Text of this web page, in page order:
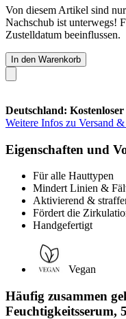
Von diesem Artikel sind
Nachschub ist unterwegs!
Zustelldatum beeinflussen.
In den Warenkorb
Deutschland:
Weitere Infos zu Versand
Eigenschaften und
Für alle Hauttypen
Mindert Linien &
Aktivierend &
Fördert die
Handgefertigt
Vegan
Häufig zusammen
Feuchtigkeitsserum,